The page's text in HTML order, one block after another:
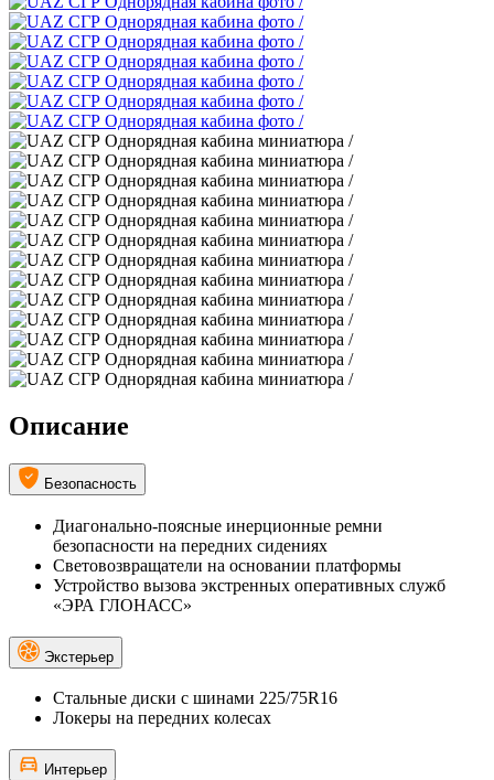
Описание
Безопасность
Диагонально-поясные инерционные ремни
безопасности на передних сидениях
Световозвращатели на основании платформы
Устройство вызова экстренных оперативных служб
«ЭРА ГЛОНАСС»
Экстерьер
Стальные диски с шинами 225/75R16
Локеры на передних колесах
Интерьер